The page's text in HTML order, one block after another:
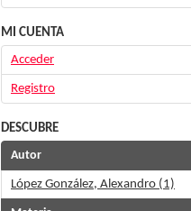
MI CUENTA
Acceder
Registro
DESCUBRE
Autor
López González, Alexandro (1)